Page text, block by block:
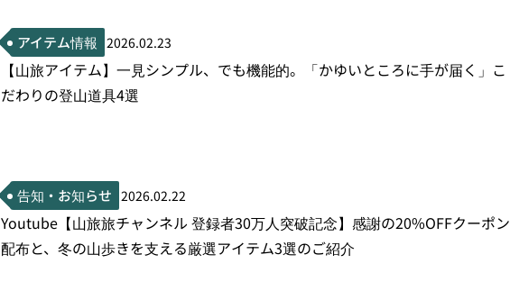
アイテム情報 2026.02.23
【山旅アイテム】一見シンプル、でも機能的。「かゆいところに手が届く」こ
だわりの登山道具4選
告知・お知らせ 2026.02.22
Youtube【山旅旅チャンネル 登録者30万人突破記念】感謝の20%OFFクーポン
配布と、冬の山歩きを支える厳選アイテム3選のご紹介